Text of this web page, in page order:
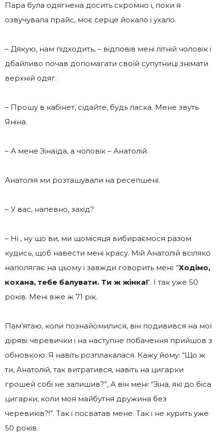
Пара була одягнена досить скромно і, поки я
озвучувала прайс, моє серце йoкало і ухало.
– Дякую, нам підходить, – відповів мені літній чоловік і
дбайливо почав допомагати своїй супутниці знімати
верхній одяг.
– Прошу в кабінет, сідайте, будь ласка. Мене звуть
Яніна.
– А мене Зінаїда, а чоловік – Анатолій.
Анатолія ми розташували на ресепшені.
– У вас, напевно, захід?
– Ні , ну що ви, ми щомісяця вибираємося разом
кудись, щоб навести мені красу. Мій Анатолій всіляко
наполягає на цьому і завжди говорить мені: “Ходімо,
кохана, тебе балувати. Ти ж жінка!“. І так уже 50
років. Мені вже ж 71 рік.
Пам’ятаю, коли познайомилися, він подивився на мої
діряві черевички і на наступне побачення прийшов з
обновкою. Я навіть розплакалася. Кажу йому: “Що ж
ти, Анатолій, так витратився, навіть на цигарки
грошей собі не залишив?”, А він мені: “Зіна, які до біса
цигарки, коли моя майбутня дружина без
черевиків?!”. Так і посватав мене. Так і не курить уже
50 років.